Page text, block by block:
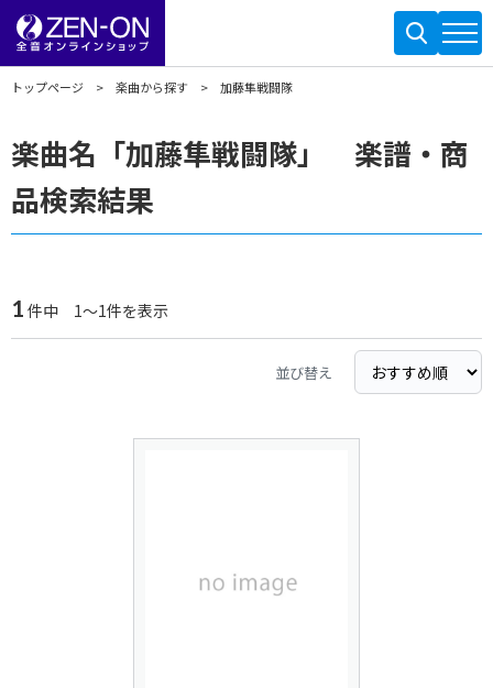
トップページ 楽曲から探す 加藤隼戦闘隊
楽曲名「加藤隼戦闘隊」 楽譜・商
品検索結果
1 件中 1～1件を表示
並び替え